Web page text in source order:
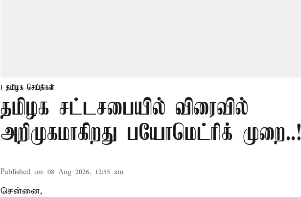
தமிழக செய்திகள்
தமிழக சட்டசபையில் விரைவில்
அறிமுகமாகிறது பயோமெட்ரிக் முறை..!
Published on: 08 Aug 2026, 12:55 am
சென்னை,